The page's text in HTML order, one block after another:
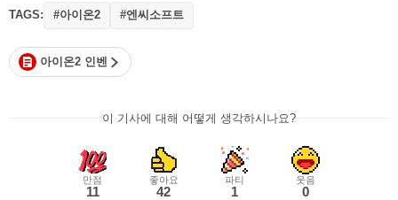
TAGS: #아이온2 #엔씨소프트
아이온2 인벤
이 기사에 대해 어떻게 생각하시나요?
만점
11
좋아요
42
파티
1
웃음
0